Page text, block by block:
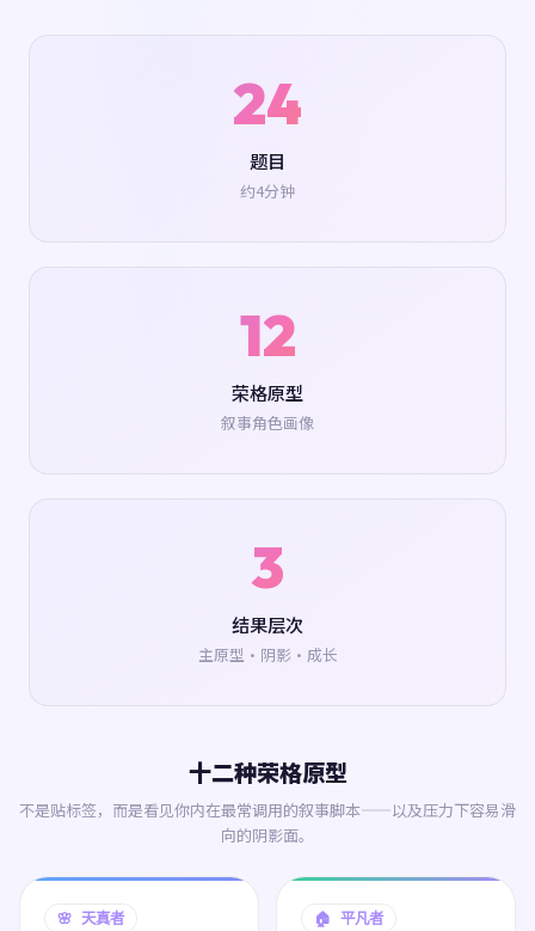
24
题目
约4分钟
12
荣格原型
叙事角色画像
3
结果层次
主原型·阴影·成长
十二种荣格原型
不是贴标签，而是看见你内在最常调用的叙事脚本——以及压力下容易滑
向的阴影面。
🌸 天真者 🏠 平凡者